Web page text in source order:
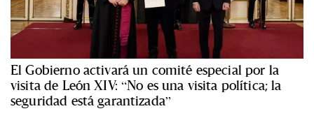
El Gobierno activará un comité especial por la
visita de León XIV: “No es una visita política; la
seguridad está garantizada”